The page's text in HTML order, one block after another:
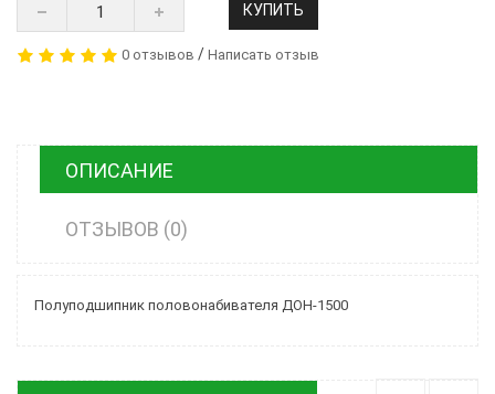
КУПИТЬ
0 отзывов / Написать отзыв
ОПИСАНИЕ
ОТЗЫВОВ (0)
Полуподшипник половонабивателя ДОН-1500